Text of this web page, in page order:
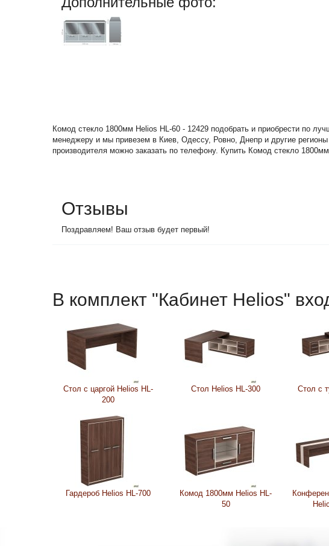
Комод стекло 1800мм Helios HL-60 - 12429 подобрать и приобрести по
менеджеру и мы привезем в Киев, Одессу, Ровно, Днепр и другие регионы
производителя можно заказать по телефону. Купить Комод стекло
Отзывы
Поздравляем! Ваш отзыв будет первый!
В комплект "Кабинет Helios"
Стол с царгой Helios HL-
200
Стол Helios HL-300
Стол с
Гардероб Helios HL-700
Комод 1800мм Helios HL-
50